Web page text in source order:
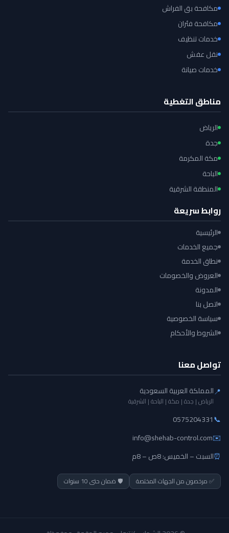
مكافحة بق الفراش
مكافحة فئران
خدمات تنظيف
نقل عفش
خدمات صيانة
مناطق التغطية
الرياض
جدة
مكة المكرمة
الباحة
المنطقة الشرقية
روابط سريعة
الرئيسية
جميع الخدمات
نطاق الخدمة
العروض والخصومات
المدونة
اتصل بنا
سياسة الخصوصية
الشروط والأحكام
تواصل معنا
📍المملكة العربية السعودية
الرياض | جدة | مكة | الباحة | الشرقية
📞
0575204331
✉️
info@shehab-control.com
⏰السبت – الخميس: 8ص – 8م
✅ مرخصون من الجهات المختصة 🛡️ ضمان حتى 10 سنوات